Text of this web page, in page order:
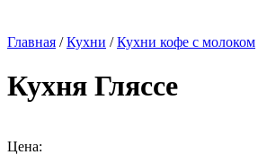
Главная /Кухни /Кухни кофе с молоком
Кухня Гляссе
Цена: